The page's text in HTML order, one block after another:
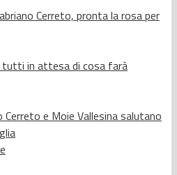
Cerreto, pronta la rosa per
in attesa di cosa farà
Cerreto e Moie Vallesina salutano